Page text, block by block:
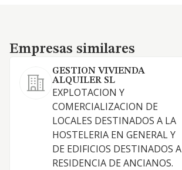
Empresas similares
Empresas similares
GESTION VIVIENDA
ALQUILER SL
EXPLOTACION Y
COMERCIALIZACION DE
LOCALES DESTINADOS A LA
HOSTELERIA EN GENERAL Y
DE EDIFICIOS DESTINADOS A
RESIDENCIA DE ANCIANOS.